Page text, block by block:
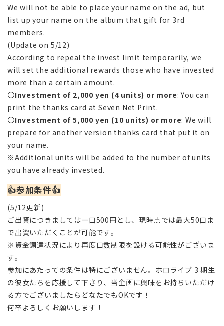
We will not be able to place your name on the ad, but
list up your name on the album that gift for 3rd
members.
(Update on 5/12)
According to repeal the invest limit temporarily, we
will set the additional rewards those who have invested
more than a certain amount.
〇Investment of 2,000 yen (4 units) or more: You can
print the thanks card at Seven Net Print.
〇Investment of 5,000 yen (10 units) or more: We will
prepare for another version thanks card that put it on
your name.
※Additional units will be added to the number of units
you have already invested.
👍参加条件👍
(5/12更新)
ご出資につきましては一口500円とし、現時点では最大50口ま
で出資いただくことが可能です。
※資金調達状況により再度口数制限を設ける可能性がございま
す。
参加にあたっての条件は特にございません。ホロライブ 3 期生
の彼女たちを応援して下さり、当企画に興味をお持ちいただけ
る方でございましたらどなたでもOKです！
何卒よろしくお願いします！